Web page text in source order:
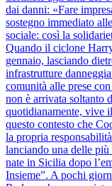
dai danni: «Fare
sostegno immediato
sociale: così la
Quando il ciclone
gennaio, lasciando
infrastrutture
comunità alle prese
non è arrivata soltanto
quotidianamente, vive
questo contesto che
la propria
lanciando una delle
nate in Sicilia dopo
Insieme”. A pochi